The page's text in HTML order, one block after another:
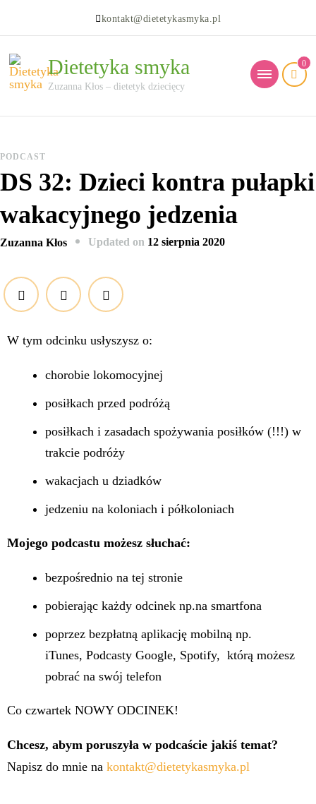
kontakt@dietetykasmyka.pl
Dietetyka smyka
Zuzanna Kłos – dietetyk dziecięcy
0
PODCAST
DS 32: Dzieci kontra pułapki
wakacyjnego jedzenia
Zuzanna Kłos Updated on 12 sierpnia 2020
W tym odcinku usłyszysz o:
chorobie lokomocyjnej
posiłkach przed podróżą
posiłkach i zasadach spożywania posiłków (!!!) w
trakcie podróży
wakacjach u dziadków
jedzeniu na koloniach i półkoloniach
Mojego podcastu możesz słuchać:
bezpośrednio na tej stronie
pobierając każdy odcinek np.na smartfona
poprzez bezpłatną aplikację mobilną np.
iTunes, Podcasty Google, Spotify, którą możesz
pobrać na swój telefon
Co czwartek NOWY ODCINEK!
Chcesz, abym poruszyła w podcaście jakiś temat?
Napisz do mnie na kontakt@dietetykasmyka.pl